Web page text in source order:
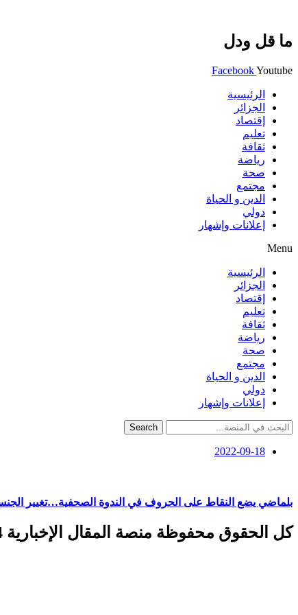
ما قل ودل
FacebookYoutube
الرئيسية
الجزائر
إقتصاد
تعليم
ثقافة
رياضة
صحة
مجتمع
الدين و الحياة
دولي
إعلانات وإشهار
Menu
الرئيسية
الجزائر
إقتصاد
تعليم
ثقافة
رياضة
صحة
مجتمع
الدين و الحياة
دولي
إعلانات وإشهار
Search
2022-09-18
بلماضي يضع النقاط على الحروف في الندوة الصحفية…تغيير
كل الحقوق محفوظة منصة المقال الإخبارية 2024 ©